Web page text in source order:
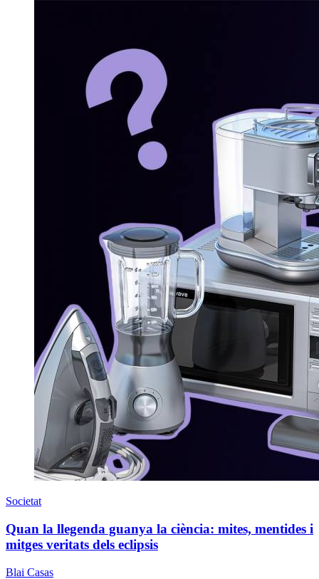
Societat
Quan la llegenda guanya la ciència: mites, mentides i
mitges veritats dels eclipsis
Blai Casas